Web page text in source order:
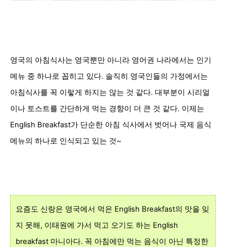
영국의 아침식사는 영국뿐만 아니라 영어권 나라에서는 인기
메뉴 중 하나로 꼽히고 있다. 솔직히 영국인들의 가정에서는
아침식사를 꼭 이렇게 하지는 않는 것 같다. 대부분이 시리얼
이나 토스트를 간단하게 먹는 경향이 더 큰 것 같다. 이제는
English Breakfast가 단순한 아침 식사에서 벗어나 국제 음식
메뉴의 하나로 인식되고 있는 것~
요즘도 신랑은 영국에서 먹은 English Breakfast의 맛을 잊
지 못해, 이태원에 가서 먹고 오기도 하는 English
breakfast 마니아다. 꼭 아침에만 먹는 음식이 아닌 특정한